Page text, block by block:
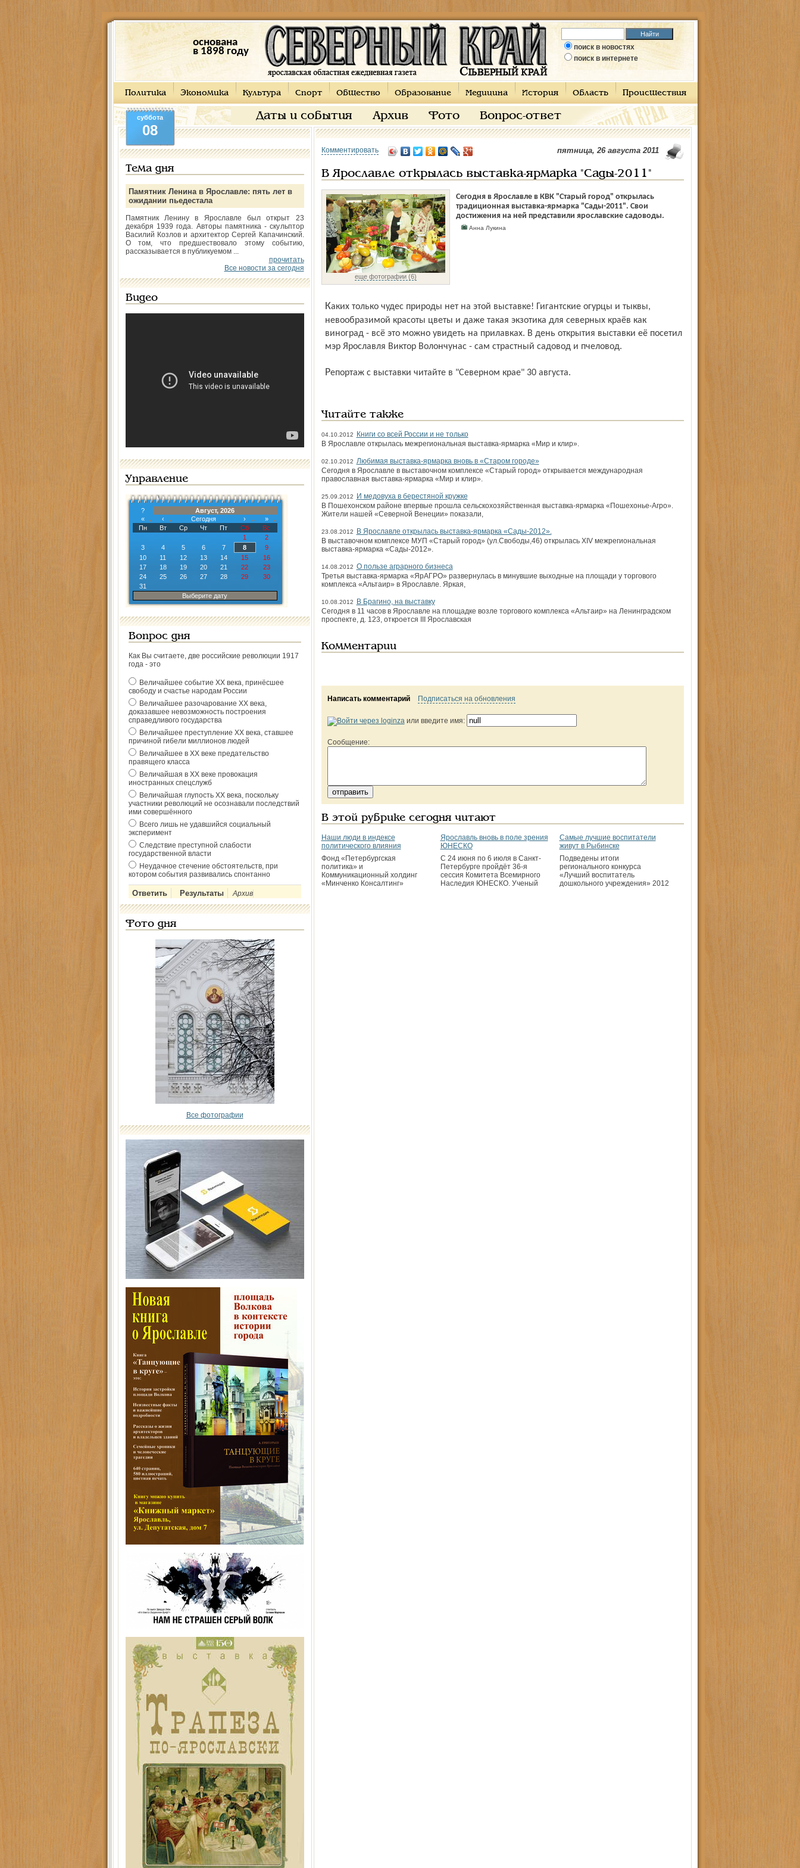
основана
в 1898 году
поиск в новостях
поиск в интернете
Политика Экономика Культура Спорт Общество Образование Медицина История Область Происшествия
Даты и события Архив Фото Вопрос-ответ
суббота
08
Тема дня
Памятник Ленина в Ярославле: пять лет в
ожидании пьедестала
Памятник Ленину в Ярославле был открыт 23
декабря 1939 года. Авторы памятника - скульптор
Василий Козлов и архитектор Сергей Капачинский.
О том, что предшествовало этому событию,
рассказывается в публикуемом ...
прочитать
Все новости за сегодня
Видео
Управление
?
Август, 2026
«
‹ Сегодня ›
»
Пн
Вт Ср Чт Пт Сб
Вс
1
2
3
4 5 6 7 8
9
10
11 12 13 14 15
16
17
18 19 20 21 22
23
24
25 26 27 28 29
30
31
Выберите дату
Вопрос дня
Как Вы считаете, две российские революции 1917
года - это
Величайшее событие ХХ века, принёсшее
свободу и счастье народам России
Величайшее разочарование ХХ века,
доказавшее невозможность построения
справедливого государства
Величайшее преступление ХХ века, ставшее
причиной гибели миллионов людей
Величайшее в ХХ веке предательство
правящего класса
Величайшая в ХХ веке провокация
иностранных спецслужб
Величайшая глупость ХХ века, поскольку
участники революций не осознавали последствий
ими совершённого
Всего лишь не удавшийся социальный
эксперимент
Следствие преступной слабости
государственной власти
Неудачное стечение обстоятельств, при
котором события развивались спонтанно
Архив
Фото дня
Все фотографии
Комментировать пятница, 26 августа 2011
В Ярославле открылась выставка-ярмарка "Сады-2011"
еще фотографии (6)
Сегодня в Ярославле в КВК "Старый город" открылась
традиционная выставка-ярмарка "Сады-2011". Свои
достижения на ней представили ярославские садоводы.
Анна Лукина
Каких только чудес природы нет на этой выставке! Гигантские огурцы и тыквы,
невообразимой красоты цветы и даже такая экзотика для северных краёв как
виноград - всё это можно увидеть на прилавках. В день открытия выставки её посетил
мэр Ярославля Виктор Волончунас - сам страстный садовод и пчеловод.
Репортаж с выставки читайте в "Северном крае" 30 августа.
Читайте также
04.10.2012
Книги со всей России и не только
В Ярославле открылась межрегиональная выставка-ярмарка «Мир и клир».
02.10.2012 Любимая выставка-ярмарка вновь в «Старом городе»
Сегодня в Ярославле в выставочном комплексе «Старый город» открывается международная
православная выставка-ярмарка «Мир и клир».
25.09.2012
И медовуха в берестяной кружке
В Пошехонском районе впервые прошла сельскохозяйственная выставка-ярмарка «Пошехонье-Агро».
Жители нашей «Северной Венеции» показали,
23.08.2012
В Ярославле открылась выставка-ярмарка «Сады-2012».
В выставочном комплексе МУП «Старый город» (ул.Свободы,46) открылась XIV межрегиональная
выставка-ярмарка «Сады-2012».
14.08.2012 О пользе аграрного бизнеса
Третья выставка-ярмарка «ЯрАГРО» развернулась в минувшие выходные на площади у торгового
комплекса «Альтаир» в Ярославле. Яркая,
10.08.2012
В Брагино, на выставку
Сегодня в 11 часов в Ярославле на площадке возле торгового комплекса «Альтаир» на Ленинградском
проспекте, д. 123, откроется III Ярославская
Комментарии
Написать комментарий Подписаться на обновления
или введите имя:
Сообщение:
В этой рубрике сегодня читают
Наши люди в индексе
политического влияния
Фонд «Петербургская
политика» и
Коммуникационный холдинг
«Минченко Консалтинг»
Ярославль вновь в поле зрения
ЮНЕСКО
С 24 июня по 6 июля в Санкт-
Петербурге пройдёт 36-я
сессия Комитета Всемирного
Наследия ЮНЕСКО. Ученый
Самые лучшие воспитатели
живут в Рыбинске
Подведены итоги
регионального конкурса
«Лучший воспитатель
дошкольного учреждения» 2012